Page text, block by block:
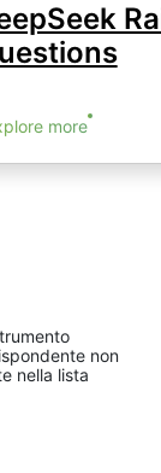
more
non
nella lista